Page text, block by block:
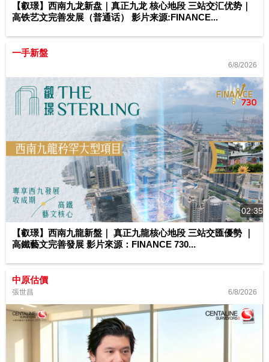
【叡璟】西南九龙新盘｜真正九龙 核心地段 三站交汇优势｜
高铁艺文完善发展（普通话） 影片来源:FINANCE...
一手新盤
6/8/2026
02:35
【叡璟】西南九龍新盤｜ 真正九龍核心地段 三站交匯優勢 ｜
高鐵藝文完善發展 影片來源：FINANCE 730...
中原估價
張世昌 6/8/2026